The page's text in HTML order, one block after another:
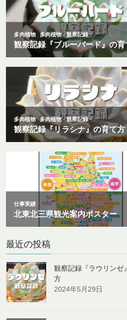
最近の投稿
観察記録『ラウリンゼ
方
2024年5月29日